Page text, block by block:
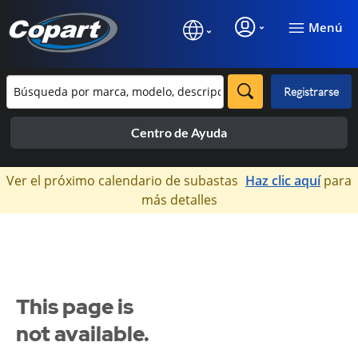
Menú
Registrarse
Centro de Ayuda
×
Ver el próximo calendario de subastas Haz clic aquípara
más detalles
This page is
not available.